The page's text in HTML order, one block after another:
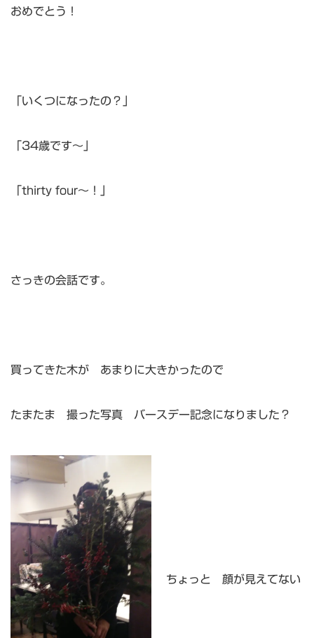
おめでとう！
「いくつになったの？」
「34歳です～」
「thirty four～！」
さっきの会話です。
買ってきた木が あまりに大きかったので
たまたま 撮った写真 バースデー記念になりました？
ちょっと 顔が見えてない